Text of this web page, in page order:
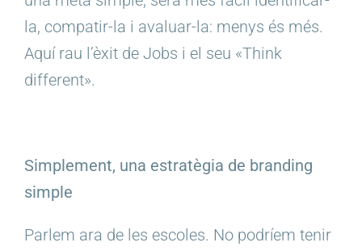
la, compatir-la i avaluar-la: menys és més.
Aquí rau l’èxit de Jobs i el seu «Think
different».
Simplement, una estratègia de branding
simple
Parlem ara de les escoles. No podríem tenir